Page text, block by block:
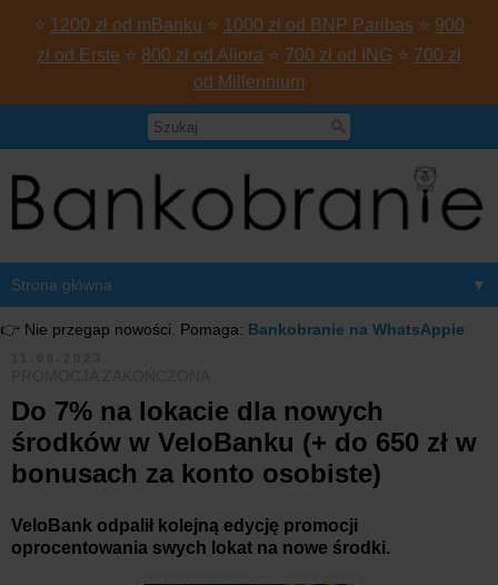
⭐ 1200 zł od mBanku ⭐ 1000 zł od BNP Paribas ⭐ 900
zł od Erste ⭐ 800 zł od Aliora ⭐ 700 zł od ING ⭐ 700 zł
od Millennium
▼
👉 Nie przegap nowości. Pomaga: Bankobranie na WhatsAppie
Do 7% na lokacie dla nowych
środków w VeloBanku (+ do 650 zł w
bonusach za konto osobiste)
VeloBank odpalił kolejną edycję promocji
oprocentowania swych lokat na nowe środki.